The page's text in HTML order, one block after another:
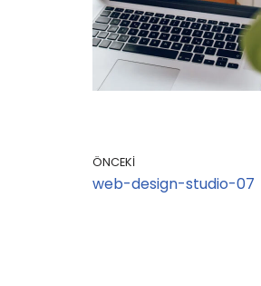
ÖNCEKI
web-design-studio-07